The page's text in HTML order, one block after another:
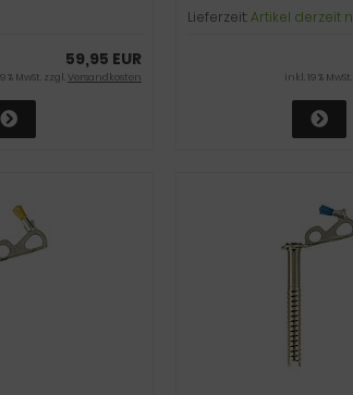
59,95 EUR
% MwSt. zzgl.Versandkosten
Lieferzeit:Artikel derzeit
inkl. 19 %